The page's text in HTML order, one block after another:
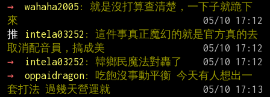
→
wahaha2005 : 就是沒打算查清楚，一下子就跪下
來
推
intela03252 : 這件事真正魔幻的就是官方真的去
取消配音員，搞成美
→
intela03252 : 韓鄉民魔法對轟了
→
oppaidragon: 吃飽沒事動平衡 今天有人想出一
套打法 過幾天營運就